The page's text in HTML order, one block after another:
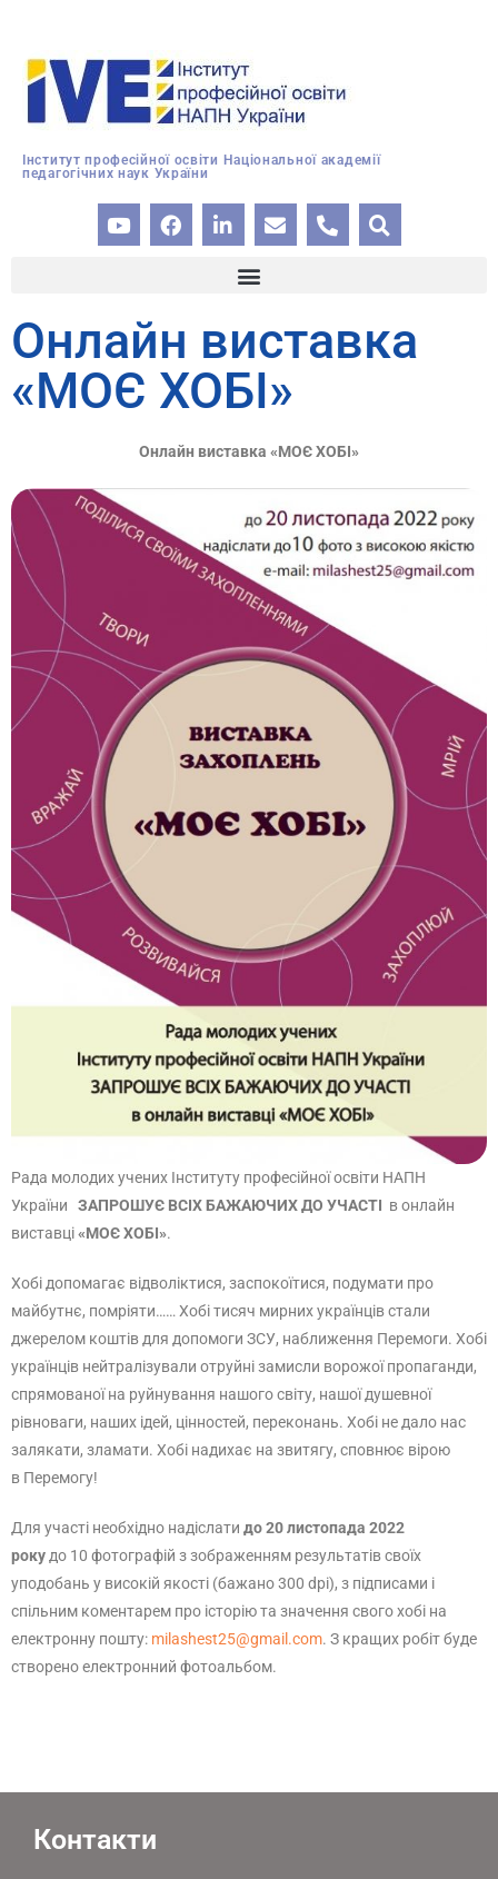
Інститут професійної освіти Національної академії
педагогічних наук України
Онлайн виставка
«МОЄ ХОБІ»
Онлайн виставка «МОЄ ХОБІ»
Рада молодих учених Інституту професійної освіти НАПН
України ЗАПРОШУЄ ВСІХ БАЖАЮЧИХ ДО УЧАСТІ в онлайн
виставці«МОЄ ХОБІ».
Хобі допомагає відволіктися, заспокоїтися, подумати про
майбутнє, помріяти…… Хобі тисяч мирних українців стали
джерелом коштів для допомоги ЗСУ, наближення Перемоги. Хобі
українців нейтралізували отруйні замисли ворожої пропаганди,
спрямованої на руйнування нашого світу, нашої душевної
рівноваги, наших ідей, цінностей, переконань. Хобі не дало нас
залякати, зламати. Хобі надихає на звитягу, сповнює вірою
в Перемогу!
Для участі необхідно надіслати до 20 листопада 2022
року до 10 фотографій з зображенням результатів своїх
уподобань у високій якості (бажано 300 dpi), з підписами і
спільним коментарем про історію та значення свого хобі на
електронну пошту: milashest25@gmail.com. З кращих робіт буде
створено електронний фотоальбом.
Контакти